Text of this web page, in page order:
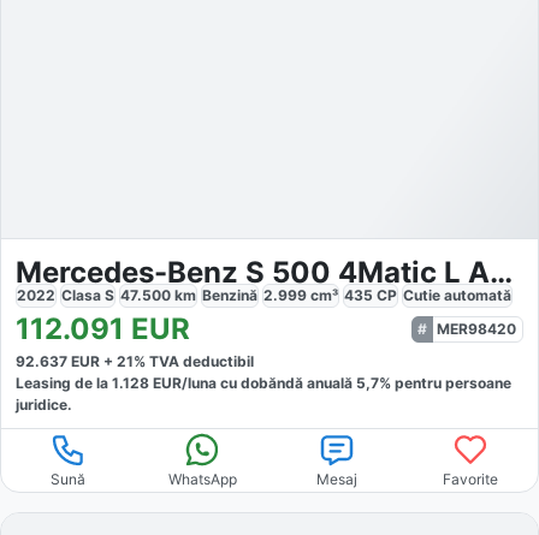
Mercedes-Benz S 500 4Matic L AMG Line *Pano *Burmester *Headup
2022 Clasa S 47.500 km Benzină 2.999 cm³ 435 CP Cutie automată
112.091 EUR
MER98420
92.637 EUR + 21% TVA deductibil
Leasing de la 1.128 EUR/luna cu dobăndă anuală 5,7% pentru persoane
juridice.
Sună WhatsApp Mesaj Favorite